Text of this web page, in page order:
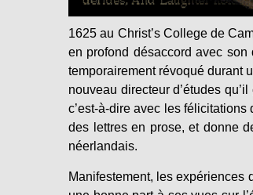
1625 au Christ’s College de
en profond désaccord avec
temporairement révoqué durant
nouveau directeur d’études
c’est-à-dire avec les
des lettres en prose, et donne
néerlandais.
Manifestement, les expériences